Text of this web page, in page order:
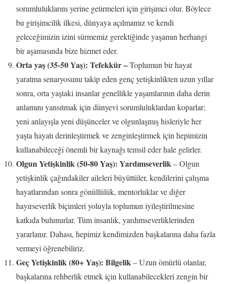
sorumluluklarını yerine getirmeleri için girişimci olur. Böylece
bu girişimcilik ilkesi, dünyaya açılmamız ve kendi
geleceğimizin izini sürmemiz gerektiğinde yaşamın herhangi
bir aşamasında bize hizmet eder.
Orta yaş (35-50 Yaş): Tefekkür –Toplumun bir hayat
yaratma senaryosunu takip eden genç yetişkinlikten uzun yıllar
sonra, orta yaştaki insanlar genellikle yaşamlarının daha derin
anlamını yansıtmak için dünyevi sorumluluklardan koparlar;
yeni anlayışla yeni düşünceler ve olgunlaşmış hisleriyle her
yaşta hayatı derinleştirmek ve zenginleştirmek için hepimizin
kullanabileceği önemli bir kaynağı temsil eder hale gelirler.
Olgun Yetişkinlik (50-80 Yaş): Yardımseverlik – Olgun
yetişkinlik çağındakiler aileleri büyüttüler, kendilerini çalışma
hayatlarından sonra gönüllülük, mentorluklar ve diğer
hayırseverlik biçimleri yoluyla toplumun iyileştirilmesine
katkıda bulunurlar. Tüm insanlık, yardımseverliklerinden
yararlanır. Dahası, hepimiz kendimizden başkalarına daha fazla
vermeyi öğrenebiliriz.
Geç Yetişkinlik (80+ Yaş): Bilgelik – Uzun ömürlü olanlar,
başkalarına rehberlik etmek için kullanabilecekleri zengin bir